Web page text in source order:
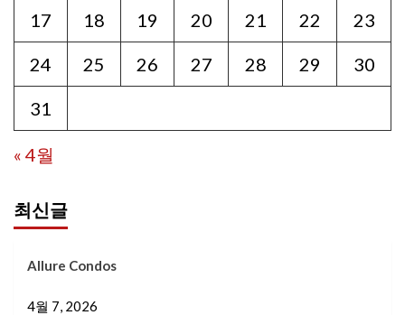
17 18 19 20 21 22 23
24 25 26 27 28 29 30
31
« 4월
최신글
Allure Condos
4월 7, 2026